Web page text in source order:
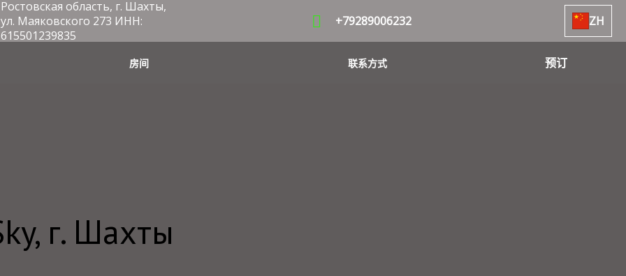
Ростовская область, г. Шахты,
ул. Маяковского 273 ИНН:
615501239835
+79289006232 ZH
房间 联系方式 预订
г. Шахты